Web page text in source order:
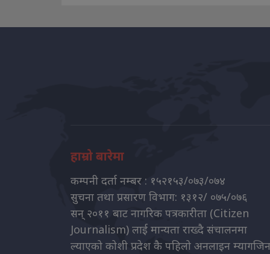
हाम्रो बारेमा
कम्पनी दर्ता नम्बर : १५२१५३/०७३/०७४
सुचना तथा प्रसारण विभाग: १३१२/ ०७५/०७६
सन् २०११ बाट नागरिक पत्रकारीता (Citizen
Journalism) लाई मान्यता राख्दै संचालनमा
ल्याएको कोशी प्रदेश कै पहिलो अनलाइन म्यागजिन